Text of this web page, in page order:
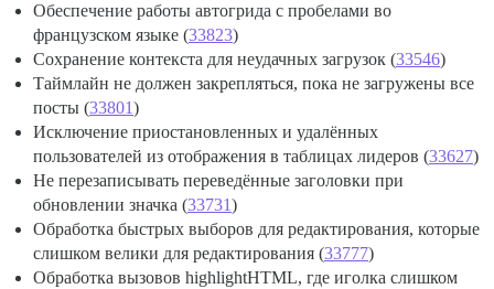
Обеспечение работы автогрида с пробелами во
французском языке (33823)
Сохранение контекста для неудачных загрузок (33546)
Таймлайн не должен закрепляться, пока не загружены все
посты (33801)
Исключение приостановленных и удалённых
пользователей из отображения в таблицах лидеров (33627)
Не перезаписывать переведённые заголовки при
обновлении значка (33731)
Обработка быстрых выборов для редактирования, которые
слишком велики для редактирования (33777)
Обработка вызовов highlightHTML, где иголка слишком